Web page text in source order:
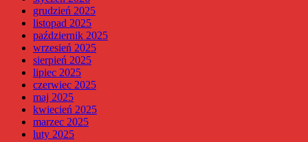
grudzień 2025
listopad 2025
październik 2025
wrzesień 2025
sierpień 2025
lipiec 2025
czerwiec 2025
maj 2025
kwiecień 2025
marzec 2025
luty 2025